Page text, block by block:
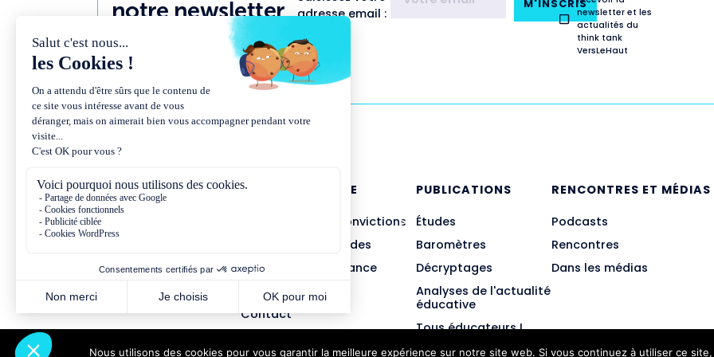
notre newsletter
adresse email :
M'INSCRIS
newsletter et les
actualités du
think tank
VersLeHaut
NOUS CONNAÎTRE
Présentation et convictions
Missions et méthodes
Équipe et gouvernance
Partenariats
Contact
PUBLICATIONS
Études
Baromètres
Décryptages
Analyses de l'actualité
éducative
Tous éducateurs !
RENCONTRES ET MÉDIAS
Podcasts
Rencontres
Dans les médias
Nous utilisons des cookies pour vous garantir la meilleure expérience sur notre site web. Si vous continuez à utiliser ce